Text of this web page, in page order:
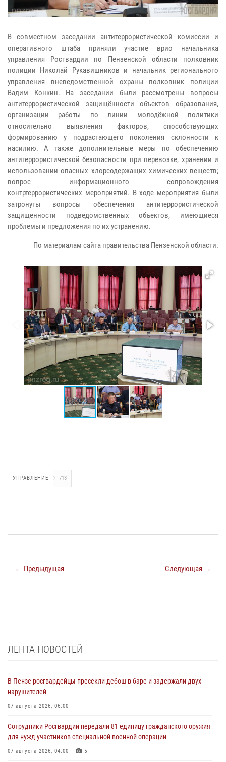
В совместном заседании антитеррористической комиссии и
оперативного штаба приняли участие врио начальника
управления Росгвардии по Пензенской области полковник
полиции Николай Рукавишников и начальник регионального
управления вневедомственной охраны полковник полиции
Вадим Конкин. На заседании были рассмотрены вопросы
антитеррористической защищённости объектов образования,
организации работы по линии молодёжной политики
относительно выявления факторов, способствующих
формированию у подрастающего поколения склонности к
насилию. А также дополнительные меры по обеспечению
антитеррористической безопасности при перевозке, хранении и
использовании опасных хлорсодержащих химических веществ;
вопрос информационного сопровождения
контртеррористических мероприятий. В ходе мероприятия были
затронуты вопросы обеспечения антитеррористической
защищенности подведомственных объектов, имеющиеся
проблемы и предложения по их устранению.
По материалам сайта правительства Пензенской области.
УПРАВЛЕНИЕ 713
← Предыдущая Следующая →
ЛЕНТА НОВОСТЕЙ
В Пензе росгвардейцы пресекли дебош в баре и задержали двух
нарушителей
07 августа 2026, 06:00
Сотрудники Росгвардии передали 81 единицу гражданского оружия
для нужд участников специальной военной операции
07 августа 2026, 04:00 5